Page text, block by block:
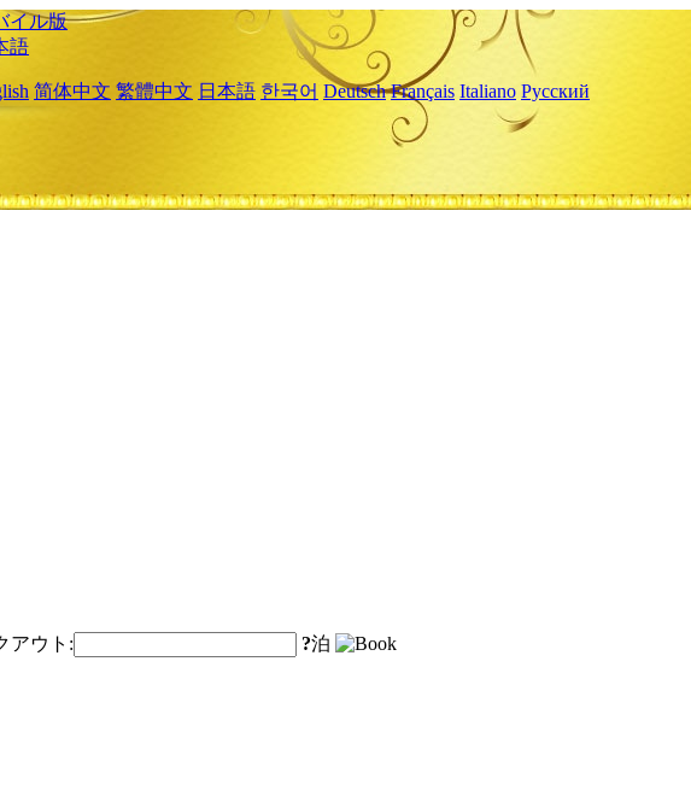
イル版
語
简体中文 繁體中文 日本語 한국어 Deutsch Français Italiano Русский
アウト: ?泊